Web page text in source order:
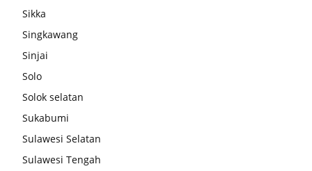
Sikka
Singkawang
Sinjai
Solo
Solok selatan
Sukabumi
Sulawesi Selatan
Sulawesi Tengah